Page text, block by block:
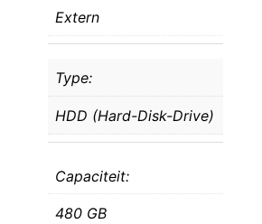
Extern
Type:
HDD (Hard-Disk-Drive)
Capaciteit:
480 GB